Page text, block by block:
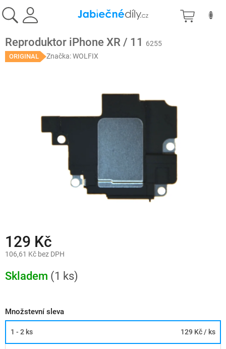
na
obsah
Reproduktor iPhone XR / 11 6255
ORIGINAL Značka:WOLFIX
129 Kč
106,61 Kč bez DPH
cena:
Skladem (1 ks)
Množstevní sleva
1 - 2 ks 129 Kč/ ks